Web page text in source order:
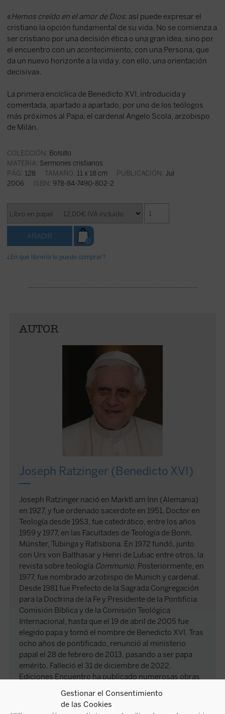
Gestionar el Consentimiento
de las Cookies
«Hemos creído en el amor de Dios: así puede expresar el
cristiano la opción fundamental de su vida. No se comienza a
ser cristiano por una decisión ética o una gran idea, sino por
el encuentro con un acontecimiento, con una Persona, que
da un nuevo horizonte a la vida y, con ello, una orientación
decisiva».
La primera encíclica de Benedicto XVI, introducida y
comentada, apartado a apartado, por uno de los teólogos
más próximos al Papa: el cardenal Angelo Scola, arzobispo
de Milán.
COLECCIÓN: Bolsillo
MATERIA: Sermones cristianos
PÁG: 128 TAMAÑO: 11 x 18 cm PUBLICACIÓN: Jul
2006 ISBN: 978-84-7490-802-2
¿En qué librería lo puedo comprar?
AUTOR
Joseph Ratzinger (Benedicto XVI)
Joseph Ratzinger nació en Marktl am Inn (Alemania)
en 1927, y fue ordenado sacerdote en 1951. Doctor en
Teología desde 1953, fue catedrático, entre los años
1959 y 1977, en las Facultades de Teología de Bonn,
Münster, Tubinga y Ratisbona. En 1972 fundó, junto
con Urs von Balthasar y Henri de Lubac entre otros, la
revista sobre teología Communio. Posteriormente, en
1977, fue nombrado arzobispo de Munich y cardenal.
Desde 1981 fue Prefecto de la Sagrada Congregación
para la Doctrina de la Fe y Presidente de la Pontificia
Comisión Bíblica y de la Comisión Teológica
Internacional, hasta que el 19 de abril de 2005 fue
elegido papa y tomó el nombre de Benedicto XVI. Tras
ocho años de pontificado, renunció al ministerio
papal el 28 de febrero de 2013, pasando a ser papa
emérito. Falleció el 31 de diciembre de 2022.
Ediciones Encuentro ha publicado numerosas obras